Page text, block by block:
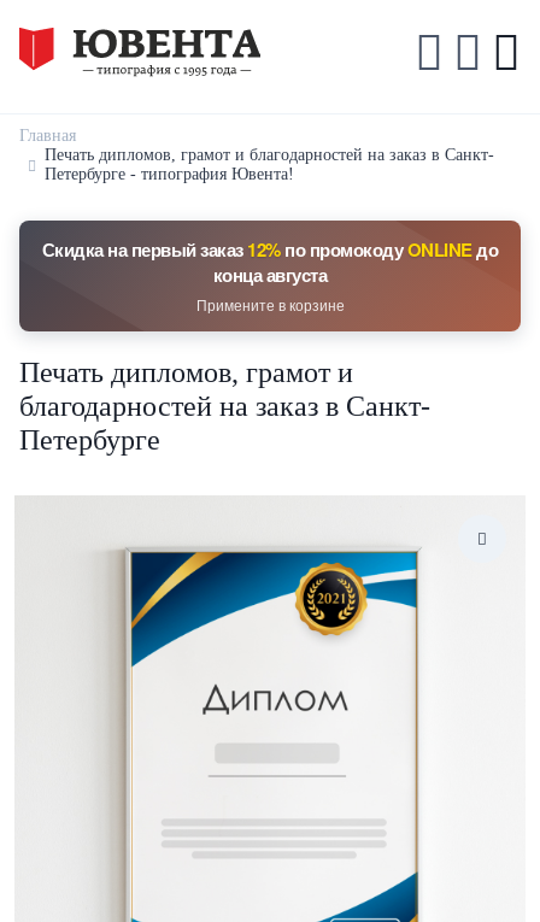
Главная
Печать дипломов, грамот и благодарностей на заказ в Санкт-
Петербурге - типография Ювента!
Скидка на первый заказ12%по промокодуONLINEдо
конца августа
Примените в корзине
Печать дипломов, грамот и
благодарностей на заказ в Санкт-
Петербурге